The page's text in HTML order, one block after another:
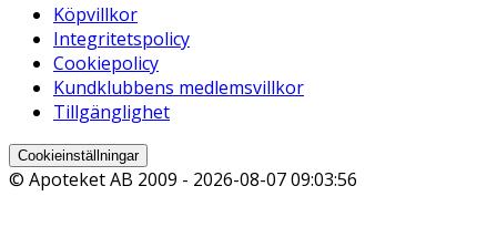
Köpvillkor
Integritetspolicy
Cookiepolicy
Kundklubbens medlemsvillkor
Tillgänglighet
Cookieinställningar
© Apoteket AB 2009 - 2026-08-07 09:03:56